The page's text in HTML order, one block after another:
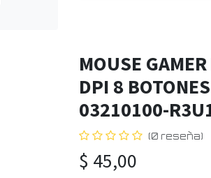
MOUSE
DPI 8
03210100-
(0 reseña)
$ 45,00